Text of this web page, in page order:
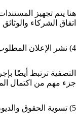
هنا يتم تجهيز
اتفاق الشركاء
4) نشر الإعلان المطلوب
التصفية ترتبط أيضًا
جزء مهم من اكتمال
5) تسوية الحقوق والديون